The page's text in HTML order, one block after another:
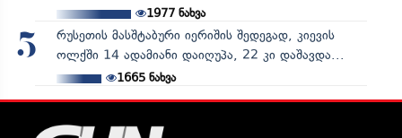
1977ნახვა
5
რუსეთის მასშტაბური იერიშის შედეგად, კიევის
ოლქში 14 ადამიანი დაიღუპა, 22 კი დაშავდა...
1665ნახვა